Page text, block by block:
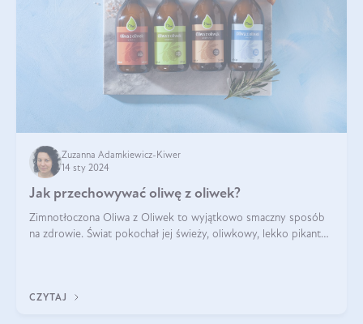
Zuzanna Adamkiewicz-Kiwer
14 sty 2024
Jak przechowywać oliwę z oliwek?
Zimnotłoczona Oliwa z Oliwek to wyjątkowo smaczny sposób
na zdrowie. Świat pokochał jej świeży, oliwkowy, lekko pikantny
CZYTAJ